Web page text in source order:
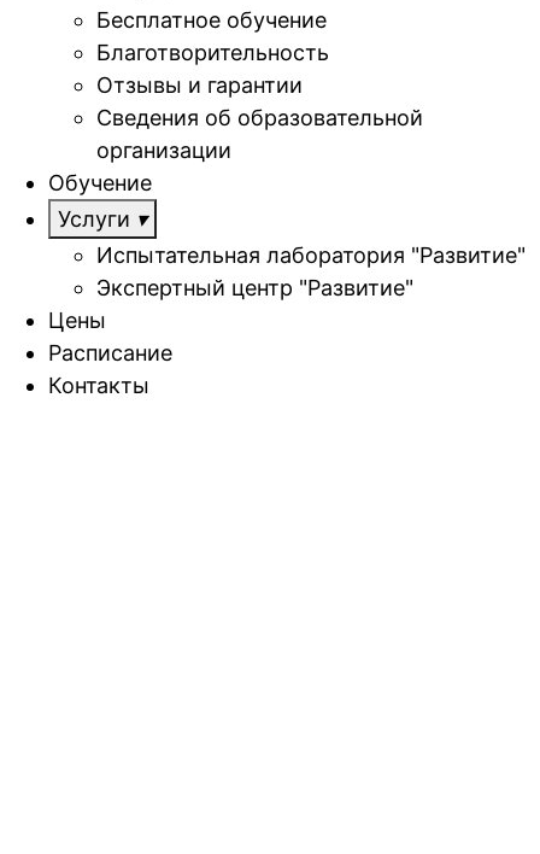
Бесплатное обучение
Благотворительность
Отзывы и гарантии
Сведения об образовательной
организации
Обучение
Услуги
Испытательная лаборатория "Развитие"
Экспертный центр "Развитие"
Цены
Расписание
Контакты